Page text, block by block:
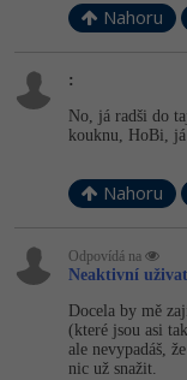
Nahoru
:
No, já radši do
kouknu, HoBi, já
Nahoru
Odpovídá na
Neaktivní
Docela by mě
(které jsou asi
ale nevypadáš,
nic už snažit.